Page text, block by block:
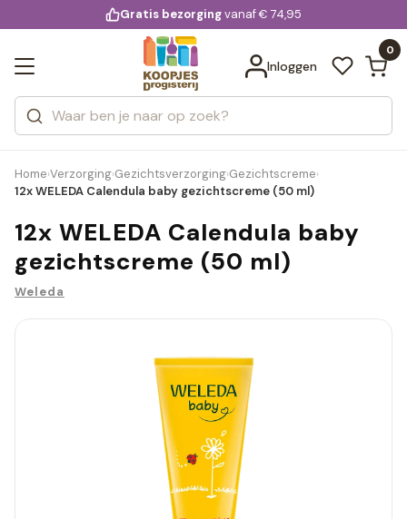
voor 20:00 uur besteld
Gratis bezorgingvanaf € 74,95
Inloggen
0
Zoeken
Categorieën
Merken
Bekijk alle resultaten
Home›Verzorging›Gezichtsverzorging›Gezichtscreme›
12x WELEDA Calendula baby gezichtscreme (50 ml)
12x WELEDA Calendula baby
gezichtscreme (50 ml)
Weleda